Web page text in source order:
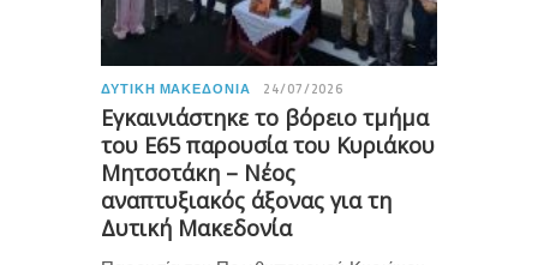
ΔΥΤΙΚΉ ΜΑΚΕΔΟΝΊΑ 24/07/2026
Εγκαινιάστηκε το βόρειο τμήμα
του Ε65 παρουσία του Κυριάκου
Μητσοτάκη – Νέος
αναπτυξιακός άξονας για τη
Δυτική Μακεδονία